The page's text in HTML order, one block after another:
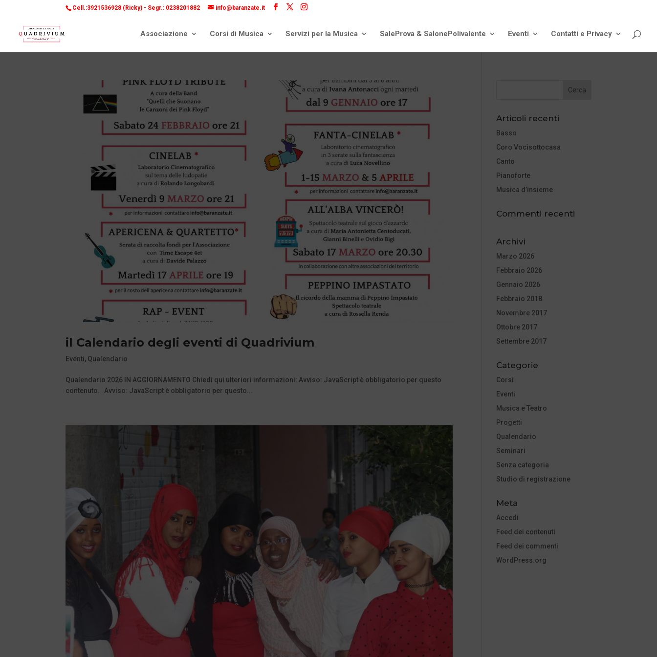
Cell.:3921536928 (Ricky) - Segr.: 0238201882 info@baranzate.it
Associazione Corsi di Musica Servizi per la Musica SaleProva & SalonePolivalente Eventi Contatti e Privacy
il Calendario degli eventi di Quadrivium
Eventi, Qualendario
Qualendario 2026 IN AGGIORNAMENTO Chiedi qui ulteriori informazioni: Avviso: JavaScript è obbligatorio per questo
contenuto. Avviso: JavaScript è obbligatorio per questo...
Articoli recenti
Basso
Coro Vocisottocasa
Canto
Pianoforte
Musica d’insieme
Commenti recenti
Archivi
Marzo 2026
Febbraio 2026
Gennaio 2026
Febbraio 2018
Novembre 2017
Ottobre 2017
Settembre 2017
Categorie
Corsi
Eventi
Musica e Teatro
Progetti
Qualendario
Seminari
Senza categoria
Studio di registrazione
Meta
Accedi
Feed dei contenuti
Feed dei commenti
WordPress.org